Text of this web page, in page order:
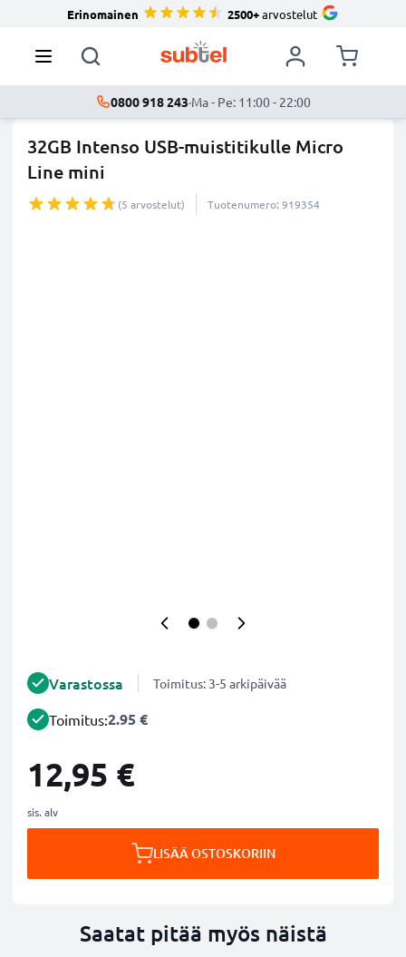
Erinomainen 2500+arvostelut
0800 918 243·Ma - Pe: 11:00 - 22:00
32GB Intenso USB-muistitikulle Micro
Line mini
(5 arvostelut) Tuotenumero: 919354
Varastossa Toimitus: 3-5 arkipäivää
Toimitus:2.95 €
12,95 €
sis. alv
LISÄÄ OSTOSKORIIN
Saatat pitää myös näistä